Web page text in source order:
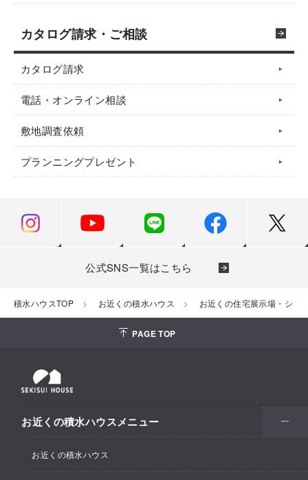
カタログ請求・ご相談
カタログ請求
電話・オンライン相談
敷地調査依頼
プランニングプレゼント
公式SNS一覧はこちら
積水ハウスTOP お近くの積水ハウス お近くの住宅展示場・ショ
PAGE TOP
お近くの積水ハウスメニュー
お近くの積水ハウス